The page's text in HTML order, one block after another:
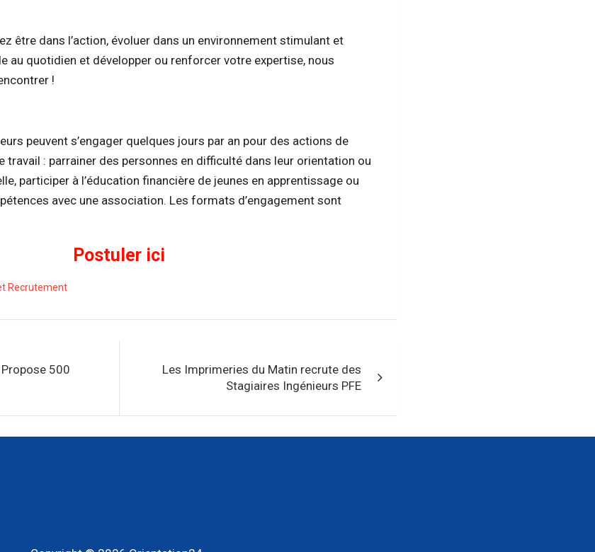
être dans l’action, évoluer dans un environnement stimulant et
au quotidien et développer ou renforcer votre expertise, nous
!
peuvent s’engager quelques jours par an pour des actions de
travail : parrainer des personnes en difficulté dans leur orientation ou
participer à l’éducation financière de jeunes en apprentissage ou
avec une association. Les formats d’engagement sont
Postuler ici
Recrutement
500
Les Imprimeries du Matin recrute des
Stagiaires Ingénieurs PFE